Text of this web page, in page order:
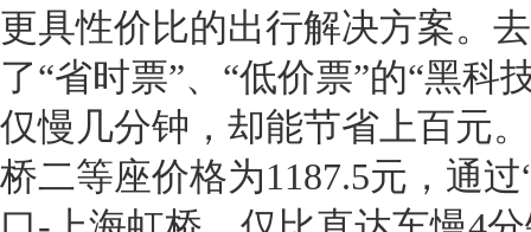
更具性价比的出行解决方案。
了“省时票”、“低价票”的“黑科
仅慢几分钟，却能节省上百元
桥二等座价格为1187.5元，通